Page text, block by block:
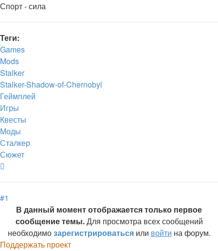
Спорт - сила
Теги:
Games
Mods
Stalker
Stalker-Shadow-of-Chernobyl
Геймплей
Игры
Квесты
Моды
Сталкер
Сюжет
#1
В данный момент отображается только первое
сообщение темы.Для просмотра всех сообщений
необходимозарегистрироватьсяили войти на форум.
Поддержать проект